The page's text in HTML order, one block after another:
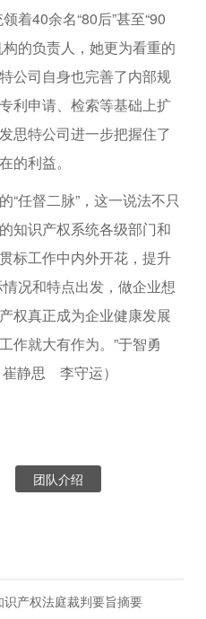
着40余名“80后”甚至“90
的负责人，她更为看重的
公司自身也完善了内部规
利申请、检索等基础上扩
思特公司进一步把握住了
的利益。
督二脉”，这一说法不只
知识产权系统各级部门和
标工作中内外开花，提升
况和特点出发，做企业想
权真正成为企业健康发展
作就大有作为。”于智勇
静思 李守运）
团队介绍
产权法庭裁判要旨摘要